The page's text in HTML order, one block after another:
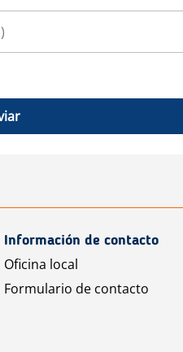
Información de contacto
Oficina local
Formulario de contacto